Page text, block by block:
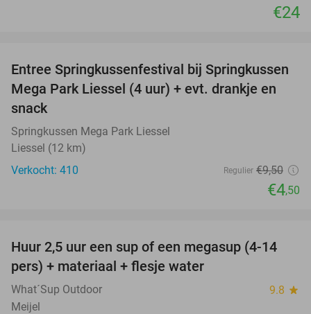
€24
53%
Entree Springkussenfestival bij Springkussen
Mega Park Liessel (4 uur) + evt. drankje en
snack
Springkussen Mega Park Liessel
Liessel (12 km)
Verkocht: 410
Regulier €9,50
€4,50
31%
Huur 2,5 uur een sup of een megasup (4-14
pers) + materiaal + flesje water
What´Sup Outdoor 9.8 star
Meijel